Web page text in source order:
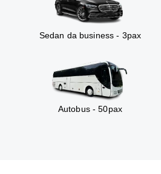
Sedan da business - 3pax
Autobus - 50pax